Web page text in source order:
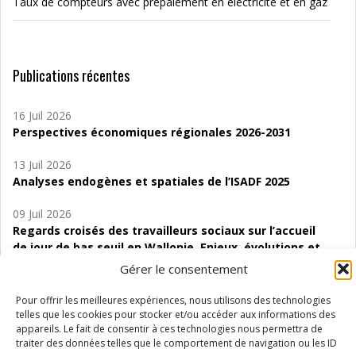
Gérer le consentement
Pour offrir les meilleures expériences, nous utilisons des technologies
telles que les cookies pour stocker et/ou accéder aux informations des
appareils. Le fait de consentir à ces technologies nous permettra de
traiter des données telles que le comportement de navigation ou les ID
Publications récentes
16 Juil 2026
Perspectives économiques régionales 2026-2031
13 Juil 2026
Analyses endogènes et spatiales de l’ISADF 2025
09 Juil 2026
Regards croisés des travailleurs sociaux sur l’accueil
de jour de bas seuil en Wallonie. Enjeux, évolutions et
06 Juil 2026
Étude d’évaluabilité des Structures
d’accompagnement à l’autocréation d’emploi (SAACE)